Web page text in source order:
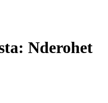
Nderohet